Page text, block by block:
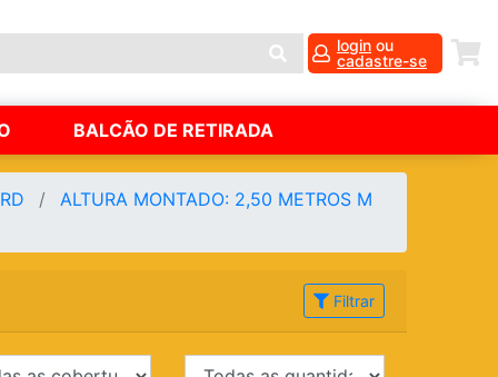
login ou
cadastre-se
BALCÃO DE RETIRADA
ALTURA MONTADO: 2,50 METROS M
Filtrar